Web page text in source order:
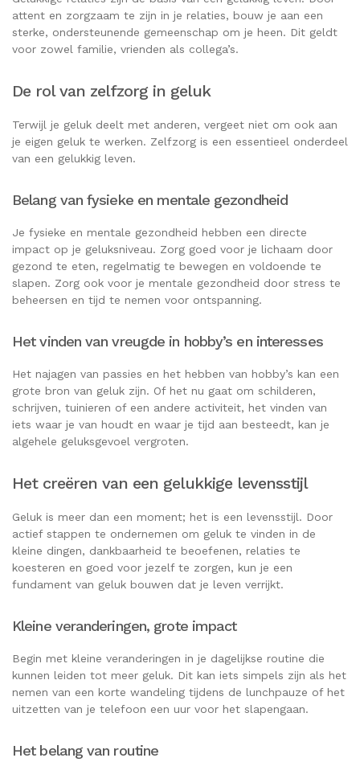
attent en zorgzaam te zijn in je relaties, bouw je aan een
sterke, ondersteunende gemeenschap om je heen. Dit geldt
voor zowel familie, vrienden als collega’s.
De rol van zelfzorg in geluk
Terwijl je geluk deelt met anderen, vergeet niet om ook aan
je eigen geluk te werken. Zelfzorg is een essentieel onderdeel
van een gelukkig leven.
Belang van fysieke en mentale gezondheid
Je fysieke en mentale gezondheid hebben een directe
impact op je geluksniveau. Zorg goed voor je lichaam door
gezond te eten, regelmatig te bewegen en voldoende te
slapen. Zorg ook voor je mentale gezondheid door stress te
beheersen en tijd te nemen voor ontspanning.
Het vinden van vreugde in hobby’s en interesses
Het najagen van passies en het hebben van hobby’s kan een
grote bron van geluk zijn. Of het nu gaat om schilderen,
schrijven, tuinieren of een andere activiteit, het vinden van
iets waar je van houdt en waar je tijd aan besteedt, kan je
algehele geluksgevoel vergroten.
Het creëren van een gelukkige levensstijl
Geluk is meer dan een moment; het is een levensstijl. Door
actief stappen te ondernemen om geluk te vinden in de
kleine dingen, dankbaarheid te beoefenen, relaties te
koesteren en goed voor jezelf te zorgen, kun je een
fundament van geluk bouwen dat je leven verrijkt.
Kleine veranderingen, grote impact
Begin met kleine veranderingen in je dagelijkse routine die
kunnen leiden tot meer geluk. Dit kan iets simpels zijn als het
nemen van een korte wandeling tijdens de lunchpauze of het
uitzetten van je telefoon een uur voor het slapengaan.
Het belang van routine